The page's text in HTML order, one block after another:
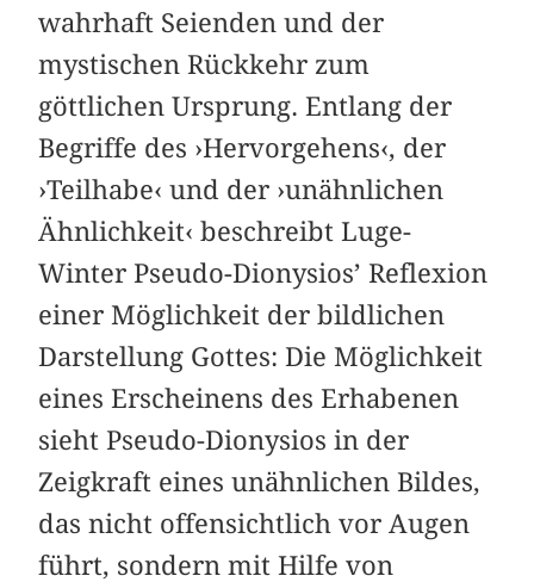
wahrhaft Seienden und der
mystischen Rückkehr zum
göttlichen Ursprung. Entlang der
Begriffe des ›Hervorgehens‹, der
›Teilhabe‹ und der ›unähnlichen
Ähnlichkeit‹ beschreibt Luge-
Winter Pseudo-Dionysios’ Reflexion
einer Möglichkeit der bildlichen
Darstellung Gottes: Die Möglichkeit
eines Erscheinens des Erhabenen
sieht Pseudo-Dionysios in der
Zeigkraft eines unähnlichen Bildes,
das nicht offensichtlich vor Augen
führt, sondern mit Hilfe von